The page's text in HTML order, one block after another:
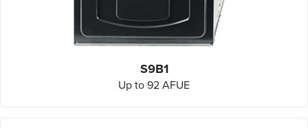
S9B1
Up to 92 AFUE